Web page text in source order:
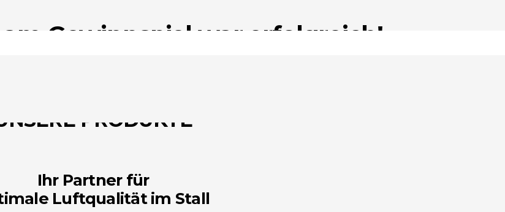
Gewinnspiel war erfolgreich!
PRODUKTE
Ihr Partner für
Luftqualität im Stall